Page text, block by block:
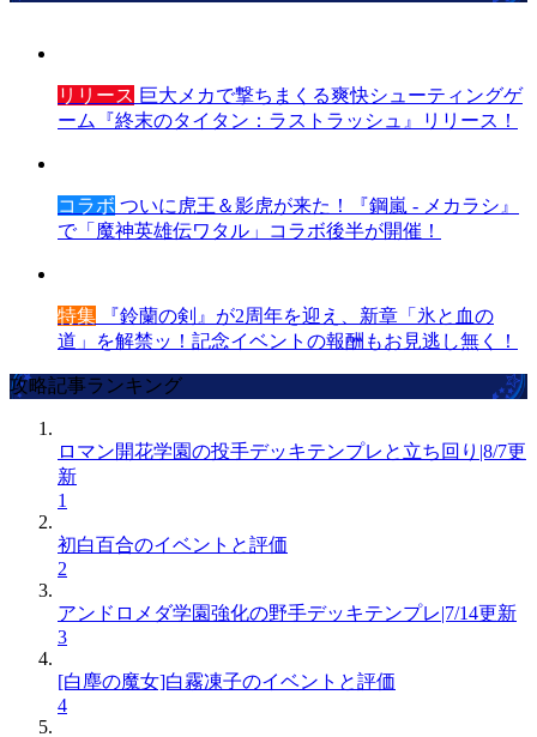
リリース 巨大メカで撃ちまくる爽快シューティングゲ
ーム『終末のタイタン：ラストラッシュ』リリース！
コラボ ついに虎王＆影虎が来た！『鋼嵐 - メカラシ』
で「魔神英雄伝ワタル」コラボ後半が開催！
特集 『鈴蘭の剣』が2周年を迎え、新章「氷と血の
道」を解禁ッ！記念イベントの報酬もお見逃し無く！
攻略記事ランキング
ロマン開花学園の投手デッキテンプレと立ち回り|8/7更
新
1
初白百合のイベントと評価
2
アンドロメダ学園強化の野手デッキテンプレ|7/14更新
3
[白塵の魔女]白霧凍子のイベントと評価
4